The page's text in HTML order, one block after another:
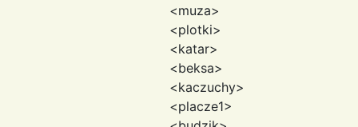
<muza>
<plotki>
<katar>
<beksa>
<kaczuchy>
<placze1>